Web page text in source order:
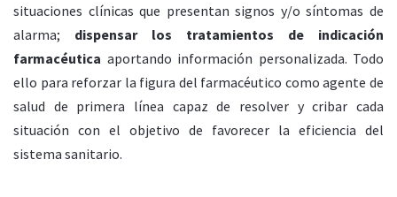
situaciones clínicas que presentan signos y/o síntomas de
alarma;
dispensar los tratamientos de indicación
farmacéutica aportando información personalizada. Todo
ello para reforzar la figura del farmacéutico como agente de
salud de primera línea capaz de resolver y cribar cada
situación con el objetivo de favorecer la eficiencia del
sistema sanitario.